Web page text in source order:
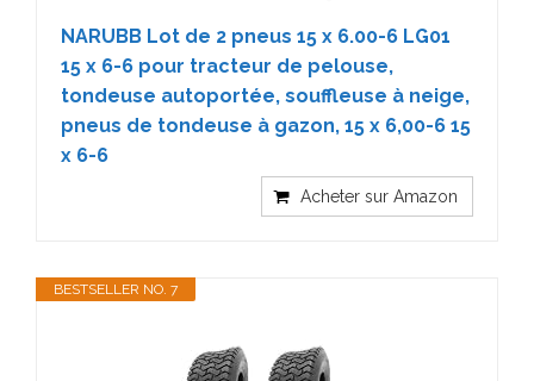
NARUBB Lot de 2 pneus 15 x 6.00-6 LG01
15 x 6-6 pour tracteur de pelouse,
tondeuse autoportée, souffleuse à neige,
pneus de tondeuse à gazon, 15 x 6,00-6 15
x 6-6
Acheter sur Amazon
BESTSELLER NO. 7